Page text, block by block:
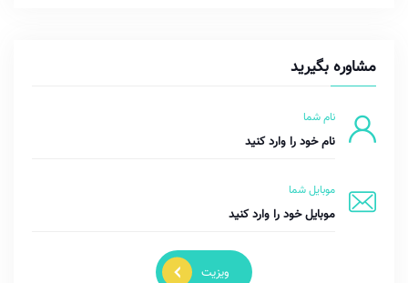
مشاوره بگیرید
نام شما
موبایل شما
ویزیت